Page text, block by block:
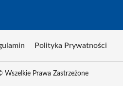
Polityka Prywatności
Prawa Zastrzeżone